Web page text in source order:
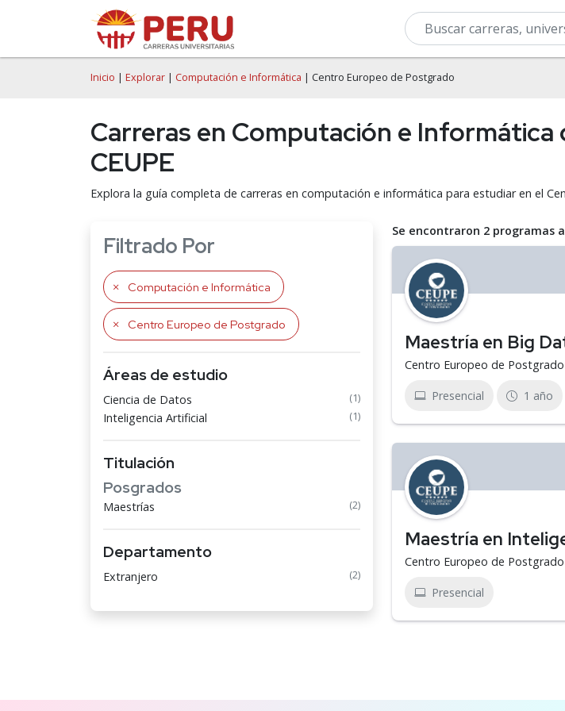
Inicio | Explorar | Computación e Informática | Centro Europeo de Postgrado
Carreras en Computación e
CEUPE
Explora la guía completa de carreras en computación e informática para estudiar en el
Filtrado Por
Computación e Informática
Centro Europeo de Postgrado
Áreas de estudio
Ciencia de Datos (1)
Inteligencia Artificial (1)
Titulación
Posgrados
Maestrías (2)
Departamento
Extranjero (2)
Se encontraron 2 programas
Maestría en Big
Centro Europeo de Postgrado
Presencial 1 año
Maestría en
Centro Europeo de Postgrado
Presencial